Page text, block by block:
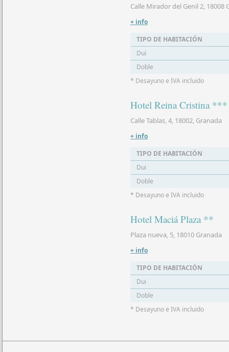
Calle Mirador del Genil 2, 18008
+ info
TIPO DE HABITACIÓN
Dui
Doble
* Desayuno e IVA incluido
Hotel Reina Cristina ***
Calle Tablas, 4, 18002, Granada
+ info
TIPO DE HABITACIÓN
Dui
Doble
* Desayuno e IVA incluido
Hotel Maciá Plaza **
Plaza nueva, 5, 18010 Granada
+ info
TIPO DE HABITACIÓN
Dui
Doble
* Desayuno e IVA incluido